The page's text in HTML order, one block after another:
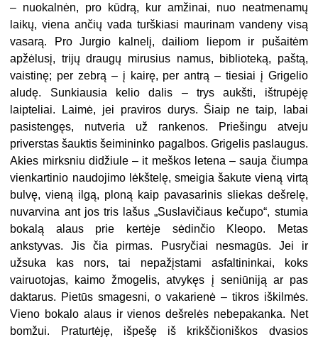
– nuokalnėn, pro kūdrą, kur amžinai, nuo neatmenamų
laikų, viena ančių vada turškiasi maurinam vandeny visą
vasarą. Pro Jurgio kalnelį, dailiom liepom ir pušaitėm
apžėlusį, trijų draugų mirusius namus, biblioteką, paštą,
vaistinę; per zebrą – į kairę, per antrą – tiesiai į Grigelio
aludę. Sunkiausia kelio dalis – trys aukšti, ištrupėję
laipteliai. Laimė, jei praviros durys. Šiaip ne taip, labai
pasistengęs, nutveria už rankenos. Priešingu atveju
priverstas šauktis šeimininko pagalbos. Grigelis paslaugus.
Akies mirksniu didžiule – it meškos letena – sauja čiumpa
vienkartinio naudojimo lėkštelę, smeigia šakute vieną virtą
bulvę, vieną ilgą, ploną kaip pavasarinis sliekas dešrelę,
nuvarvina ant jos tris lašus „Suslavičiaus kečupo“, stumia
bokalą alaus prie kertėje sėdinčio Kleopo. Metas
ankstyvas. Jis čia pirmas. Pusryčiai nesmagūs. Jei ir
užsuka kas nors, tai nepažįstami asfaltininkai, koks
vairuotojas, kaimo žmogelis, atvykęs į seniūniją ar pas
daktarus. Pietūs smagesni, o vakarienė – tikros iškilmės.
Vieno bokalo alaus ir vienos dešrelės nebepakanka. Net
bomžui. Praturtėję, išpešę iš krikščioniškos dvasios